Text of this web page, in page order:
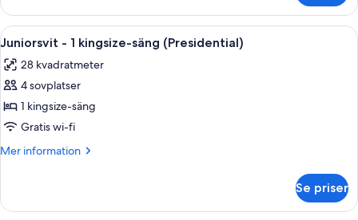
-
enkelsängar
Öppna
alla
foton
för
Juniorsvit
-
1
(Presidential)
Juniorsvit - 1 kingsize-säng
9
Juniorsvit - 1 kingsize-säng (Presidential)
28 kvadratmeter
4 sovplatser
1 kingsize-säng
Gratis wi-fi
Mer information
Mer
-
Se priser